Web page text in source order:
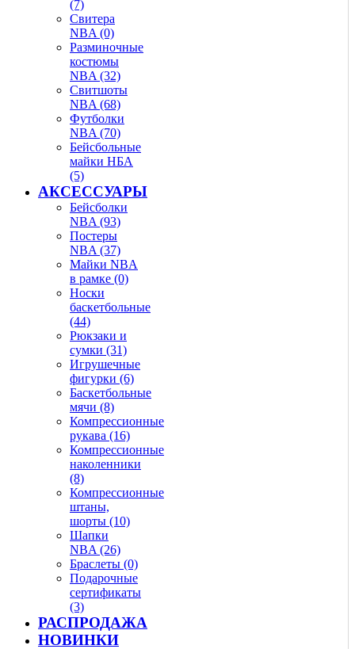
(7)
Свитера
NBA (0)
Разминочные
костюмы
NBA (32)
Свитшоты
NBA (68)
Футболки
NBA (70)
Бейсбольные
майки НБА
(5)
АКСЕССУАРЫ
Бейсболки
NBA (93)
Постеры
NBA (37)
Майки NBA
в рамке (0)
Носки
баскетбольные
(44)
Рюкзаки и
сумки (31)
Игрушечные
фигурки (6)
Баскетбольные
мячи (8)
Компрессионные
рукава (16)
Компрессионные
наколенники
(8)
Компрессионные
штаны,
шорты (10)
Шапки
NBA (26)
Браслеты (0)
Подарочные
сертификаты
(3)
РАСПРОДАЖА
НОВИНКИ